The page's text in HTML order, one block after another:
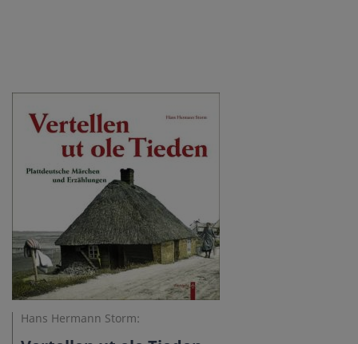
Hans Hermann Storm: